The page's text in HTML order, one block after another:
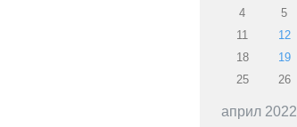
април 2022
4
5
11
12
18
19
25
26